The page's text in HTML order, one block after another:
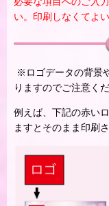
い。印刷しなくてよ
※ロゴデータの背景
りますのでご注意くだ
例えば、下記の赤い
ますとそのまま印刷